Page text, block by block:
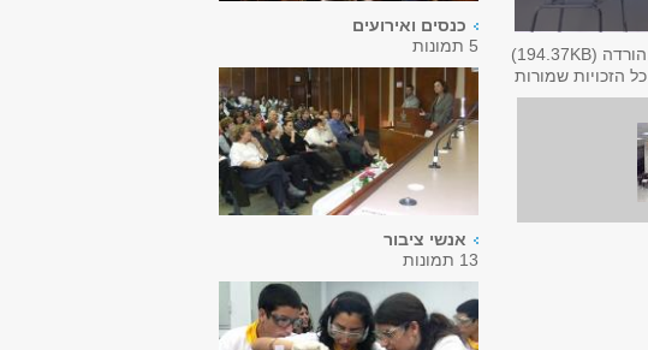
כנסים ואירועים
5 תמונות
אנשי ציבור
13 תמונות
הורדה ( 194.37KB)
כל הזכויות שמורות